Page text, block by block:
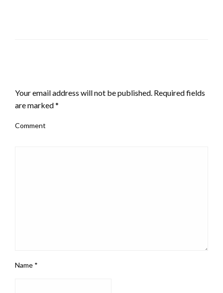
Your email address will not be published. Required fields
are marked*
Comment
Name *